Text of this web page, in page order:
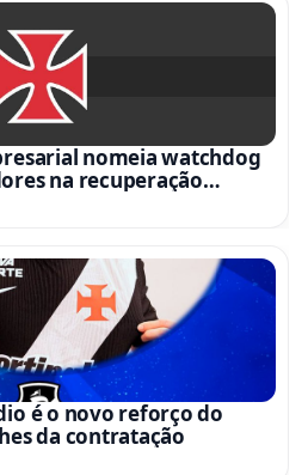
nomeia watchdog
na recuperação
é o novo reforço do
da contratação